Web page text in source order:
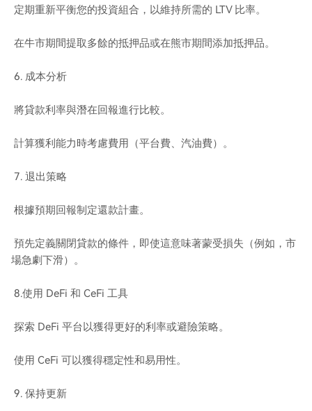
定期重新平衡您的投資組合，以維持所需的 LTV 比率。
在牛市期間提取多餘的抵押品或在熊市期間添加抵押品。
6. 成本分析
將貸款利率與潛在回報進行比較。
計算獲利能力時考慮費用（平台費、汽油費）。
7. 退出策略
根據預期回報制定還款計畫。
預先定義關閉貸款的條件，即使這意味著蒙受損失（例如，市
場急劇下滑）。
8.使用 DeFi 和 CeFi 工具
探索 DeFi 平台以獲得更好的利率或避險策略。
使用 CeFi 可以獲得穩定性和易用性。
9. 保持更新